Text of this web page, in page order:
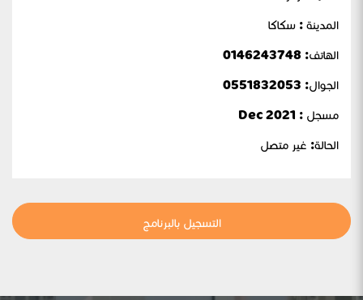
المدينة : سكاكا
الهاتف: 0146243748
الجوال:
مسجل : Dec 2021
الحالة: غير متصل
التسجيل بالبرنامج